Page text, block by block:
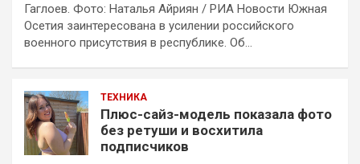
Гаглоев. Фото: Наталья Айриян / РИА Новости Южная
Осетия заинтересована в усилении российского
военного присутствия в республике. Об…
ТЕХНИКА
Плюс-сайз-модель показала фото
без ретуши и восхитила
подписчиков